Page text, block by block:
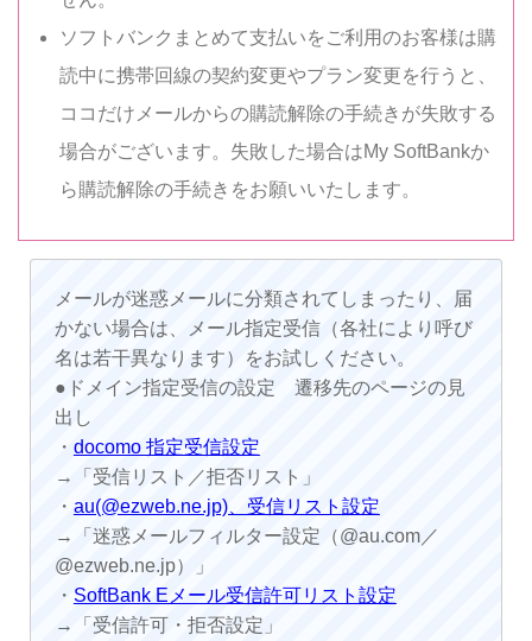
ソフトバンクまとめて支払いをご利用のお客様は購
読中に携帯回線の契約変更やプラン変更を行うと、
ココだけメールからの購読解除の手続きが失敗する
場合がございます。失敗した場合はMy SoftBankか
ら購読解除の手続きをお願いいたします。
メールが迷惑メールに分類されてしまったり、届
かない場合は、メール指定受信（各社により呼び
名は若干異なります）をお試しください。
●ドメイン指定受信の設定 遷移先のページの見
出し
・ docomo 指定受信設定
→「受信リスト／拒否リスト」
・ au(@ezweb.ne.jp)、受信リスト設定
→「迷惑メールフィルター設定（@au.com／
@ezweb.ne.jp）」
・ SoftBank Eメール受信許可リスト設定
→「受信許可・拒否設定」